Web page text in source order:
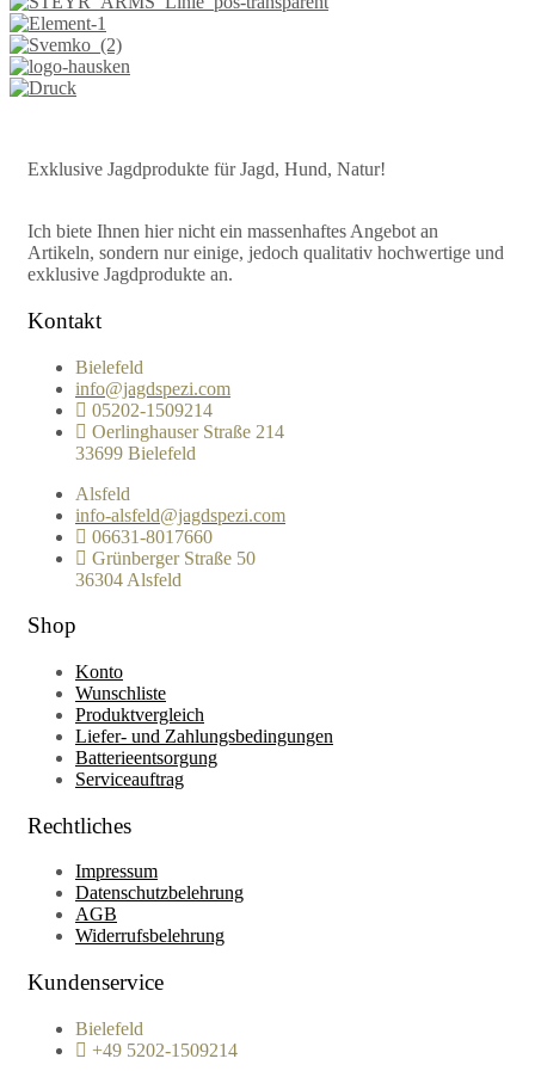
Exklusive Jagdprodukte für Jagd, Hund, Natur!
Ich biete Ihnen hier nicht ein massenhaftes Angebot an
Artikeln, sondern nur einige, jedoch qualitativ hochwertige und
exklusive Jagdprodukte an.
Kontakt
Bielefeld
info@jagdspezi.com
05202-1509214
Oerlinghauser Straße 214
33699 Bielefeld
Alsfeld
info-alsfeld@jagdspezi.com
06631-8017660
Grünberger Straße 50
36304 Alsfeld
Shop
Konto
Wunschliste
Produktvergleich
Liefer- und Zahlungsbedingungen
Batterieentsorgung
Serviceauftrag
Rechtliches
Impressum
Datenschutzbelehrung
AGB
Widerrufsbelehrung
Kundenservice
Bielefeld
+49 5202-1509214